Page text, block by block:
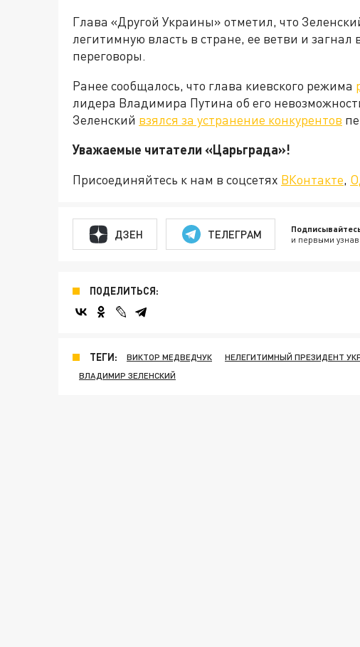
Глава «Другой Украины» отметил, что
легитимную власть в стране, ее ветви и
переговоры.
Ранее сообщалось, что глава киевского режима
лидера Владимира Путина об его
Зеленский взялся за устранение конкурентов
Уважаемые читатели «Царьграда»!
Присоединяйтесь к нам в соцсетях ВКонтакте,
ДЗЕН ТЕЛЕГРАМ и первыми
ПОДЕЛИТЬСЯ:
ТЕГИ: ВИКТОР МЕДВЕДЧУК НЕЛЕГИТИМНЫЙ ПРЕЗИДЕНТ
ВЛАДИМИР ЗЕЛЕНСКИЙ